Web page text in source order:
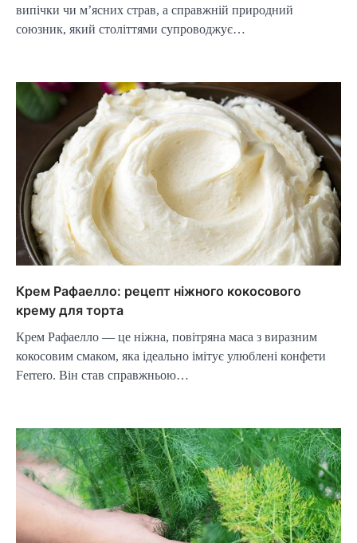
випічки чи м’ясних страв, а справжній природний
союзник, який століттями супроводжує…
Крем Рафаелло: рецепт ніжного кокосового
крему для торта
Крем Рафаелло — це ніжна, повітряна маса з виразним
кокосовим смаком, яка ідеально імітує улюблені конфети
Ferrero. Він став справжньою…